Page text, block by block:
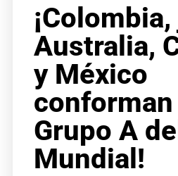
Australia,
y México
Grupo A
Mundial!